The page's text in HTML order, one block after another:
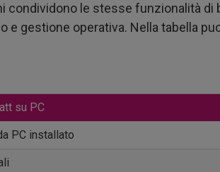
condividono le stesse funzionalità di
e gestione operativa. Nella tabella
su PC
PC installato